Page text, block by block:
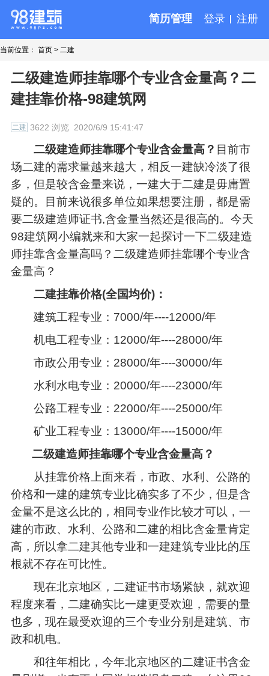
简历管理 登录 注册
当前位置： 首页 > 二建
二级建造师挂靠哪个专业含金量高？二
建挂靠价格-98建筑网
二建 3622 浏览 2020/6/9 15:41:47
二级建造师挂靠哪个专业含金量高？ 目前市
场二建的需求量越来越大，相反一建缺冷淡了很
多，但是较含金量来说，一建大于二建是毋庸置
疑的。目前来说很多单位如果想要注册，都是需
要二级建造师证书,含金量当然还是很高的。今天
98建筑网小编就来和大家一起探讨一下二级建造
师挂靠含金量高吗？二级建造师挂靠哪个专业含
金量高？
二建挂靠价格(全国均价)：
建筑工程专业：7000/年----12000/年
机电工程专业：12000/年----28000/年
市政公用专业：28000/年----30000/年
水利水电专业：20000/年----23000/年
公路工程专业：22000/年----25000/年
矿业工程专业：13000/年----15000/年
二级建造师挂靠哪个专业含金量高？
从挂靠价格上面来看，市政、水利、公路的
价格和一建的建筑专业比确实多了不少，但是含
金量不是这么比的，相同专业作比较才可以，一
建的市政、水利、公路和二建的相比含金量肯定
高，所以拿二建其他专业和一建建筑专业比的压
根就不存在可比性。
现在北京地区，二建证书市场紧缺，就欢迎
程度来看，二建确实比一建更受欢迎，需要的量
也多，现在最受欢迎的三个专业分别是建筑、市
政和机电。
和往年相比，今年北京地区的二建证书含金